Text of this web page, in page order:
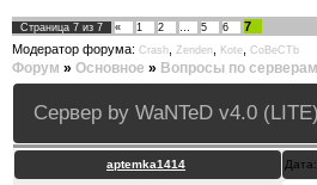
Страница 7 из 7 « 1 2 … 5 6
7
Модератор форума: Crash Zenden Kote CoBeCTb
Форум » Основное » Вопросы по
Сервер by WaNTeD v4.0
aptemka1414